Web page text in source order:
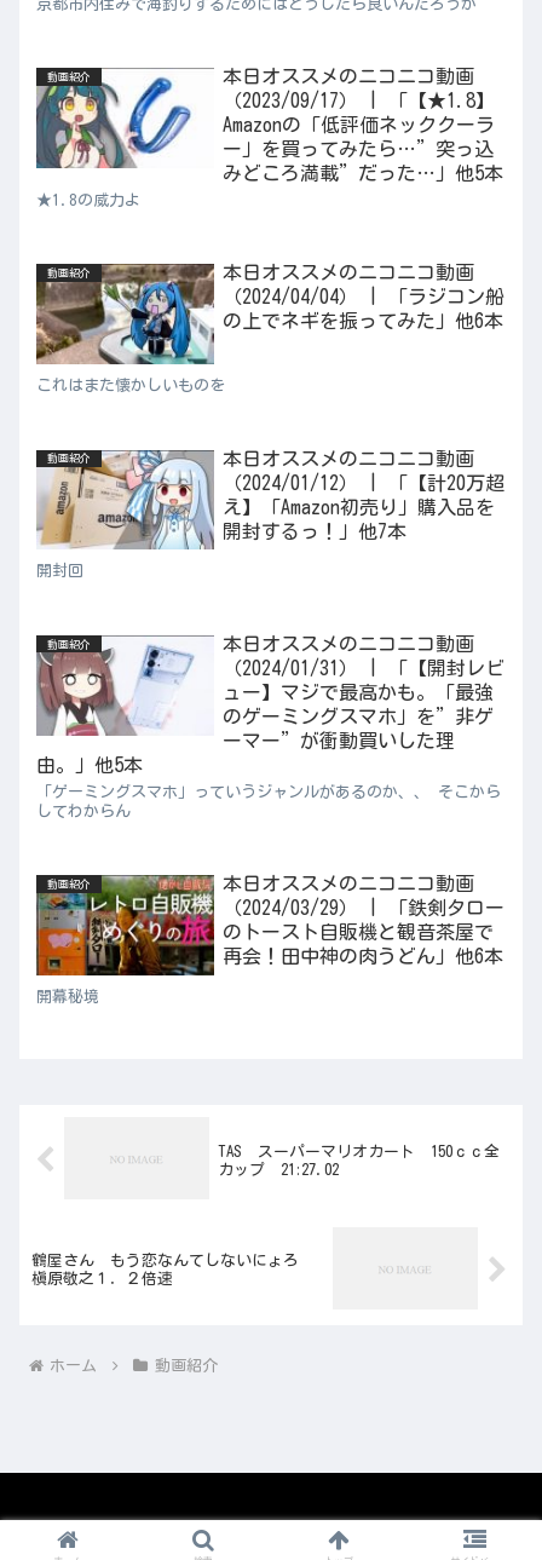
京都市内住みで海釣りするためにはどうしたら良いんだろうか
動画紹介
本日オススメのニコニコ動画
（2023/09/17） | 「【★1.8】
Amazonの「低評価ネッククーラ
ー」を買ってみたら…”突っ込
みどころ満載”だった…」他5本
★1.8の威力よ
動画紹介
本日オススメのニコニコ動画
（2024/04/04） | 「ラジコン船
の上でネギを振ってみた」他6本
これはまた懐かしいものを
動画紹介
本日オススメのニコニコ動画
（2024/01/12） | 「【計20万超
え】「Amazon初売り」購入品を
開封するっ！」他7本
開封回
動画紹介
本日オススメのニコニコ動画
（2024/01/31） | 「【開封レビ
ュー】マジで最高かも。「最強
のゲーミングスマホ」を”非ゲ
ーマー”が衝動買いした理
由。」他5本
「ゲーミングスマホ」っていうジャンルがあるのか、、 そこから
してわからん
動画紹介
本日オススメのニコニコ動画
（2024/03/29） | 「鉄剣タロー
のトースト自販機と観音茶屋で
再会！田中神の肉うどん」他6本
開幕秘境
TAS スーパーマリオカート 150ｃｃ全
カップ 21:27.02
鶴屋さん もう恋なんてしないにょろ
槇原敬之１．２倍速
ホーム 動画紹介
© 2008-2026 1nico.